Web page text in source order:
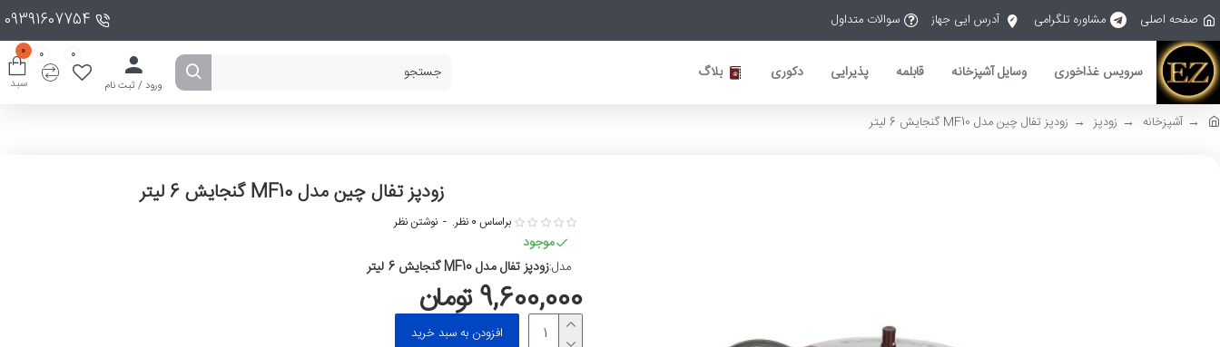
صفحه اصلی مشاوره تلگرامی آدرس ایی جهاز سوالات متداول 09391607754
سرویس غذاخوری وسایل آشپزخانه قابلمه پذیرایی دکوری بلاگ
ورود / ثبت نام
0
0
سبد
0
آشپزخانه زودپز زودپز تفال چین مدل MF10 گنجایش 6 لیتر
زودپز تفال چین مدل MF10 گنجایش 6 لیتر
موجود
مدل:زودپز تفال مدل MF10 گنجایش 6 لیتر
براساس 0 نظر. - نوشتن نظر
9,600,000 تومان
افزودن به سبد خرید